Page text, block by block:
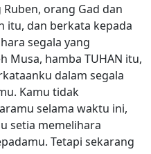
orang Gad dan
itu, dan berkata kepada
segala yang
Musa, hamba TUHAN itu,
dalam segala
Kamu tidak
selama waktu ini,
setia memelihara
Tetapi sekarang